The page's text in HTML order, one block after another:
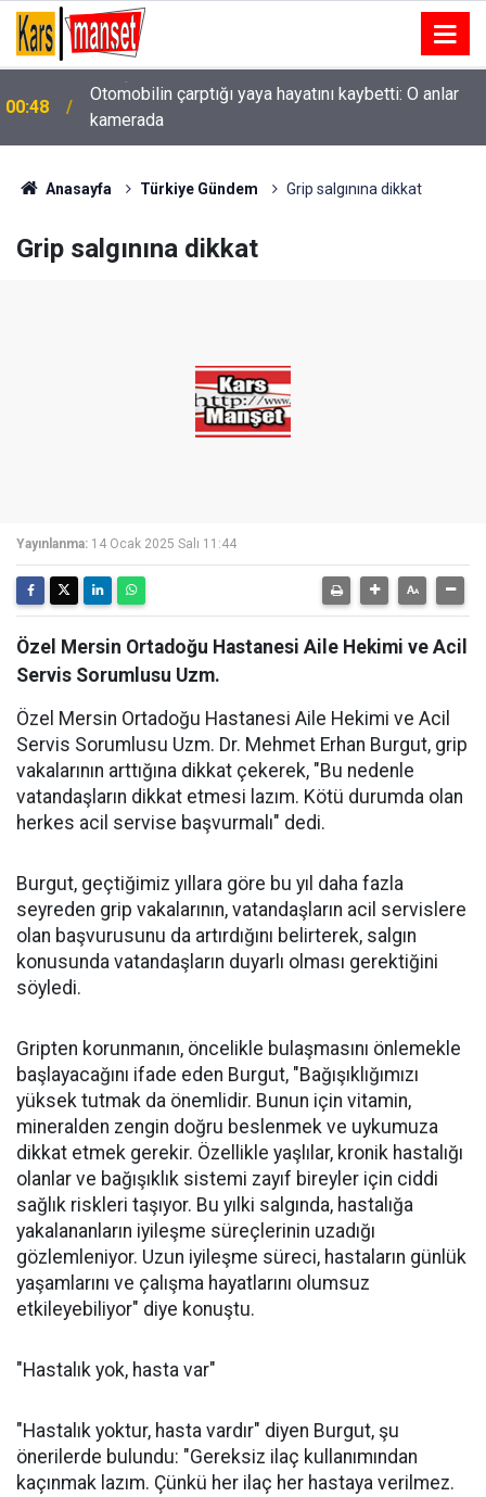
00:48
Otomobilin çarptığı yaya hayatını kaybetti: O anlar
kamerada
Anasayfa Türkiye Gündem Grip salgınına dikkat
Grip salgınına dikkat
Yayınlanma: 14 Ocak 2025 Salı 11:44
Özel Mersin Ortadoğu Hastanesi Aile Hekimi ve Acil
Servis Sorumlusu Uzm.
Özel Mersin Ortadoğu Hastanesi Aile Hekimi ve Acil
Servis Sorumlusu Uzm. Dr. Mehmet Erhan Burgut, grip
vakalarının arttığına dikkat çekerek, "Bu nedenle
vatandaşların dikkat etmesi lazım. Kötü durumda olan
herkes acil servise başvurmalı" dedi.
Burgut, geçtiğimiz yıllara göre bu yıl daha fazla
seyreden grip vakalarının, vatandaşların acil servislere
olan başvurusunu da artırdığını belirterek, salgın
konusunda vatandaşların duyarlı olması gerektiğini
söyledi.
Gripten korunmanın, öncelikle bulaşmasını önlemekle
başlayacağını ifade eden Burgut, "Bağışıklığımızı
yüksek tutmak da önemlidir. Bunun için vitamin,
mineralden zengin doğru beslenmek ve uykumuza
dikkat etmek gerekir. Özellikle yaşlılar, kronik hastalığı
olanlar ve bağışıklık sistemi zayıf bireyler için ciddi
sağlık riskleri taşıyor. Bu yılki salgında, hastalığa
yakalananların iyileşme süreçlerinin uzadığı
gözlemleniyor. Uzun iyileşme süreci, hastaların günlük
yaşamlarını ve çalışma hayatlarını olumsuz
etkileyebiliyor" diye konuştu.
"Hastalık yok, hasta var"
"Hastalık yoktur, hasta vardır" diyen Burgut, şu
önerilerde bulundu: "Gereksiz ilaç kullanımından
kaçınmak lazım. Çünkü her ilaç her hastaya verilmez.